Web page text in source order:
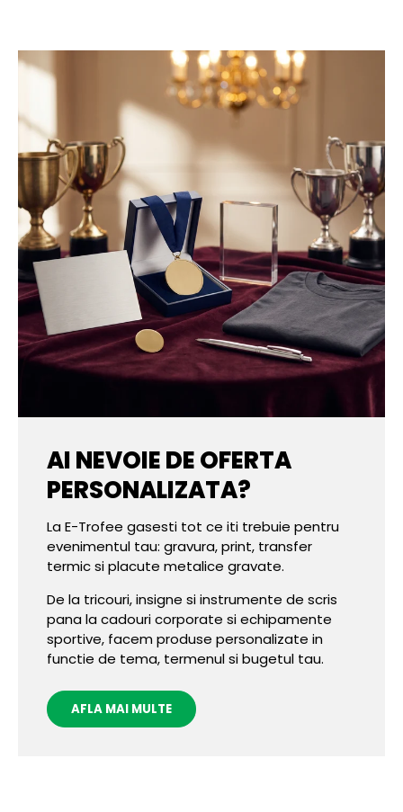
AI NEVOIE DE OFERTA
PERSONALIZATA?
La E-Trofee gasesti tot ce iti trebuie pentru
evenimentul tau: gravura, print, transfer
termic si placute metalice gravate.
De la tricouri, insigne si instrumente de scris
pana la cadouri corporate si echipamente
sportive, facem produse personalizate in
functie de tema, termenul si bugetul tau.
AFLA MAI MULTE